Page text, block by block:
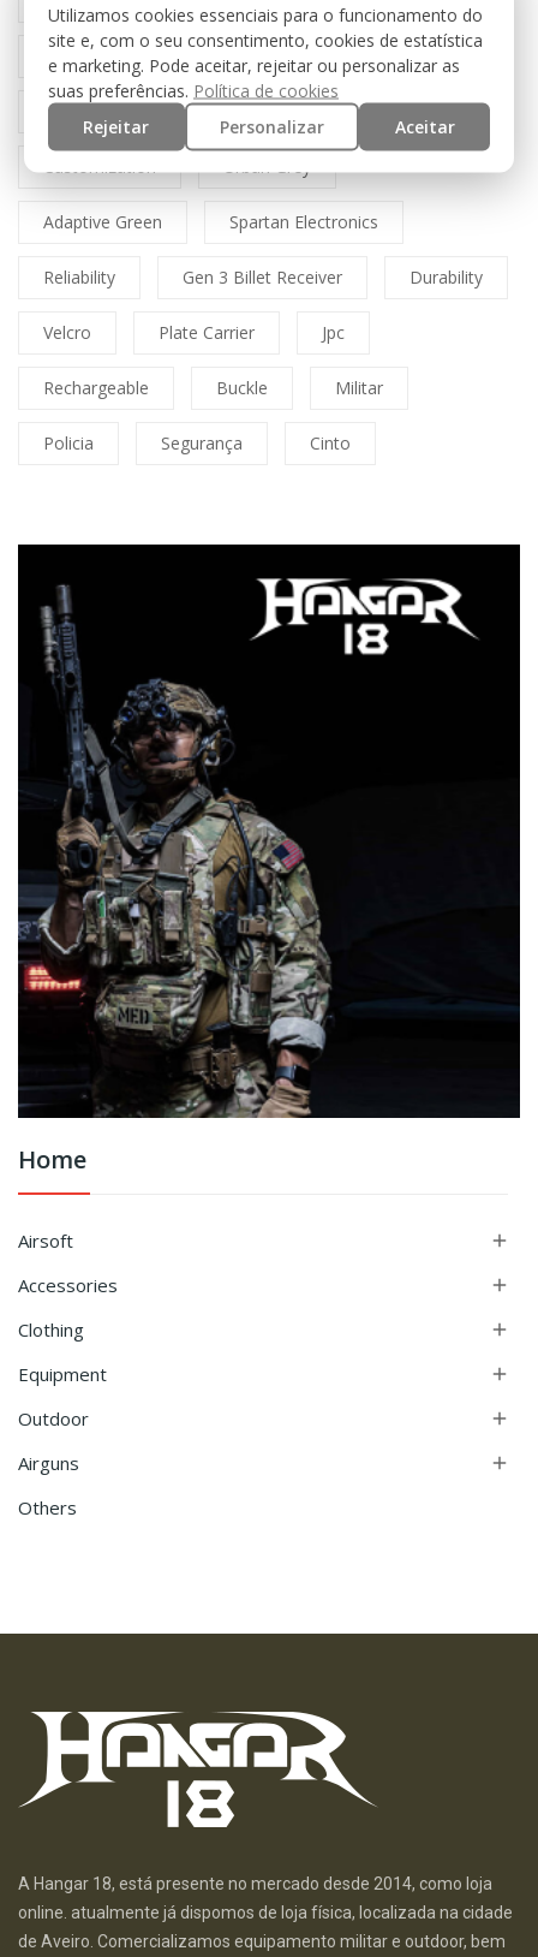
Lasercut Spitfire Direct Action
Dummy Coyote INFERNO Gen 2
Customization Urban Grey
Adaptive Green Spartan Electronics
Reliability Gen 3 Billet Receiver Durability
Velcro Plate Carrier Jpc
Rechargeable Buckle Militar
Policia Segurança Cinto
Home
Airsoft 
Accessories 
Clothing 
Equipment 
Outdoor 
Airguns 
Others
A Hangar 18, está presente no mercado desde 2014, como loja
online. atualmente já dispomos de loja física, localizada na cidade
de Aveiro. Comercializamos equipamento militar e outdoor, bem
Utilizamos cookies essenciais para o funcionamento do
site e, com o seu consentimento, cookies de estatística
e marketing. Pode aceitar, rejeitar ou personalizar as
suas preferências. Política de cookies
Rejeitar
Personalizar Aceitar